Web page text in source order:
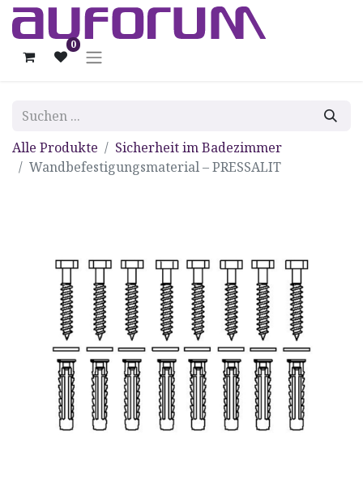
0
Alle Produkte
Sicherheit im Badezimmer
Wandbefestigungsmaterial – PRESSALIT